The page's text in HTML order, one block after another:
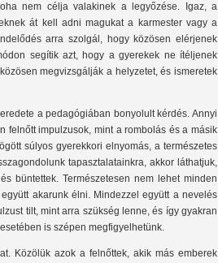
nem célja valakinek a legyőzése. Igaz, a
át kell adni magukat a karmester vagy a
arra szolgál, hogy közösen elérjenek
segítik azt, hogy a gyerekek ne ítéljenek
megvizsgálják a helyzetet, és ismeretek
a pedagógiában bonyolult kérdés. Annyi
felnőtt impulzusok, mint a rombolás és a másik
súlyos gyerekkori elnyomás, a természetes
tapasztalatainkra, akkor láthatjuk,
büntettek. Természetesen nem lehet minden
akarunk élni. Mindezzel együtt a nevelés
tilt, mint arra szükség lenne, és így gyakran
is szépen megfigyelhetünk.
Közölük azok a felnőttek, akik más emberek